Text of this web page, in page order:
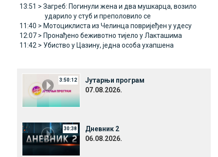
13:51 > Загреб: Погинули жена и два мушкарца, возило
ударило у стуб и преполовило се
11:40 > Мотоциклиста из Челинца повријеђен у удесу
12:07 > Пронађено беживотно тијело у Лакташима
11:42 > Убиство у Цазину, једна особа ухапшена
3:50:12
Јутарњи програм
07.08.2026.
30:38
Дневник 2
06.08.2026.